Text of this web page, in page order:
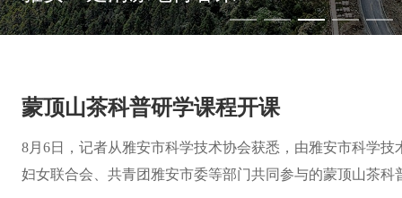
蒙顶山茶科普研学课程开课
8月6日，记者从雅安市科学技术协会获悉，由雅安市科学
妇女联合会、共青团雅安市委等部门共同参与的蒙顶山茶